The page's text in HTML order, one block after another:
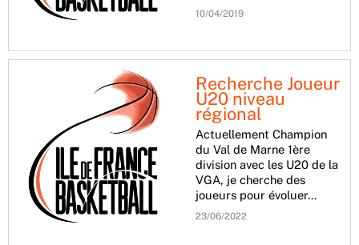
10/04/2019
Recherche Joueur
U20 niveau
régional
Actuellement Champion
du Val de Marne 1ère
division avec les U20 de la
VGA, je cherche des
joueurs pour évoluer…
23/06/2022